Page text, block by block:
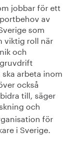
jobbar för ett
av
som
viktig roll när
och
arbeta inom
också
till, säger
och
för
i Sverige.